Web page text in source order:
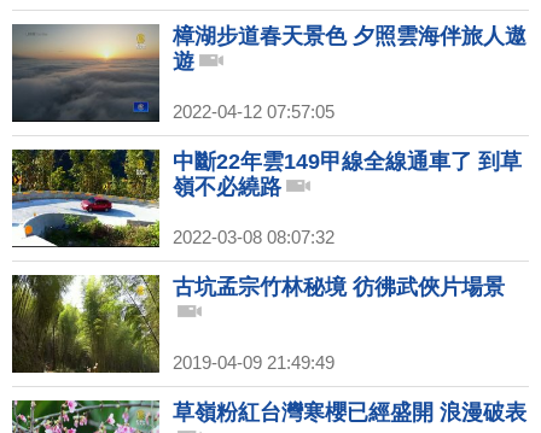
樟湖步道春天景色 夕照雲海伴旅人遨
遊
2022-04-12 07:57:05
中斷22年雲149甲線全線通車了 到草
嶺不必繞路
2022-03-08 08:07:32
古坑孟宗竹林秘境 彷彿武俠片場景
2019-04-09 21:49:49
草嶺粉紅台灣寒櫻已經盛開 浪漫破表